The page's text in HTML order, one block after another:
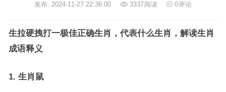
发布: 2024-11-27 22:36:00 3337阅读 0评论
生拉硬拽打一极佳正确生肖，代表什么生肖，解读生肖
成语释义
1. 生肖鼠